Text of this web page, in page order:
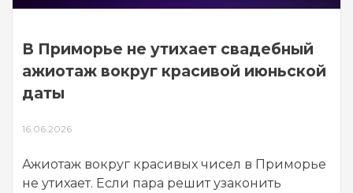
В Приморье не утихает свадебный
ажиотаж вокруг красивой июньской
даты
16.06.2026
Ажиотаж вокруг красивых чисел в Приморье
не утихает. Если пара решит узаконить